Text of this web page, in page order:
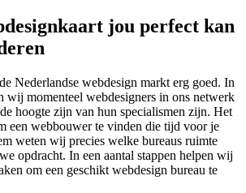
jou perfect kan
Nederlandse webdesign markt erg goed. In
wij momenteel webdesigners in ons netwerk
hoogte zijn van hun specialismen zijn. Het
een webbouwer te vinden die tijd voor je
weten wij precies welke bureaus ruimte
opdracht. In een aantal stappen helpen wij
om een geschikt webdesign bureau te